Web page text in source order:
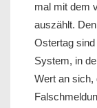
mal mit dem
auszählt.
Ostertag
System, in
Wert an sich,